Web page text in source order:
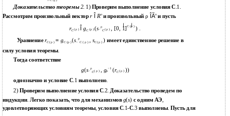
Доказательство теоремы2. 1)Проверим выполнение условия С.1.
Рассмотрим произвольный векторr Rn и произвольный ρ ÎÃn и пусть
rC( ρ ) ÎgC (ρ )(s−
ρ
C( ρ ), [0, 1]C(ρ ) ) .
УравнениеrC( ρ ) =gC (ρ )(s−
ρ
C( ρ ) ,sC( ρ )) имеет единственное решение в
силу условия теоремы.
Тогда соответствие
g(s−
ρ
C( ρ ) , gρ
−1(rC( ρ ) ))
однозначно и условие С.1 выполнено.
2)Проверим выполнение условия С.2.Доказательство проведем по
индукции. Легко показать,что для механизмовg(s)с одним АЭ,
удовлетворяющих условиям теоремы,условия С.1-С.3 выполнены. Пусть для